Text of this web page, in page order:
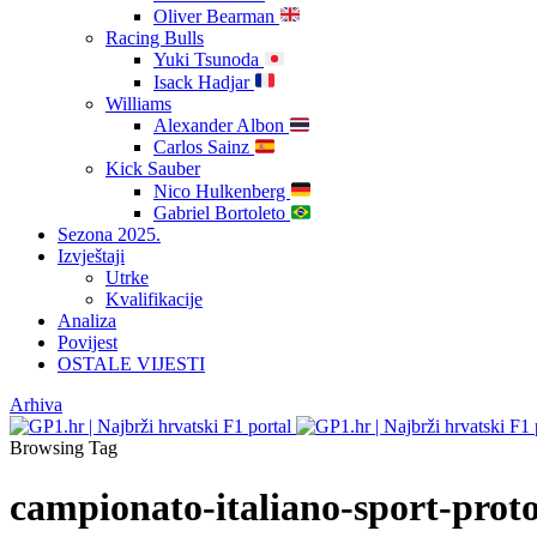
Oliver Bearman
Racing Bulls
Yuki Tsunoda
Isack Hadjar
Williams
Alexander Albon
Carlos Sainz
Kick Sauber
Nico Hulkenberg
Gabriel Bortoleto
Sezona 2025.
Izvještaji
Utrke
Kvalifikacije
Analiza
Povijest
OSTALE VIJESTI
Arhiva
Browsing Tag
campionato-italiano-sport-